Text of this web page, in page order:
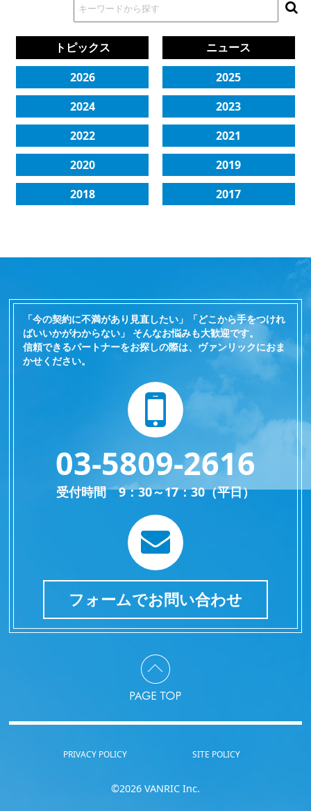
トピックス
ニュース
2026
2025
2024
2023
2022
2021
2020
2019
2018
2017
「今の契約に不満があり見直したい」「どこから手をつけれ
ばいいかがわからない」 そんなお悩みも大歓迎です。
信頼できるパートナーをお探しの際は、ヴァンリックにおま
かせください。
03-5809-2616
受付時間 9：30～17：30（平日）
フォームでお問い合わせ
PRIVACY POLICY SITE POLICY
©2026 VANRIC Inc.